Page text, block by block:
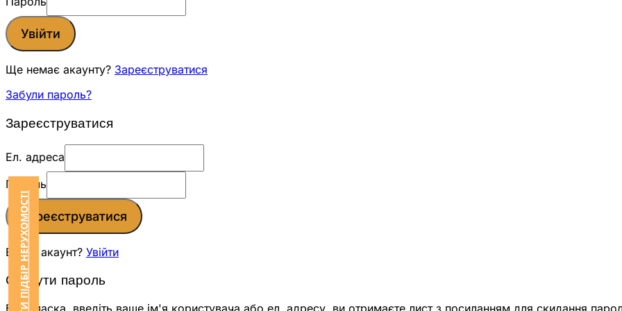
ЗАМОВИТИ ПІДБІР НЕРУХОМОСТІ
Увійти
Ще немає акаунту? Зареєструватися
Забули пароль?
Зареєструватися
Ел. адреса
Пароль
Зареєструватися
Вже є акаунт? Увійти
Скинути пароль
Будь ласка, введіть ваше ім'я користувача або ел. адресу, ви отримаєте лист з посиланням для скидання